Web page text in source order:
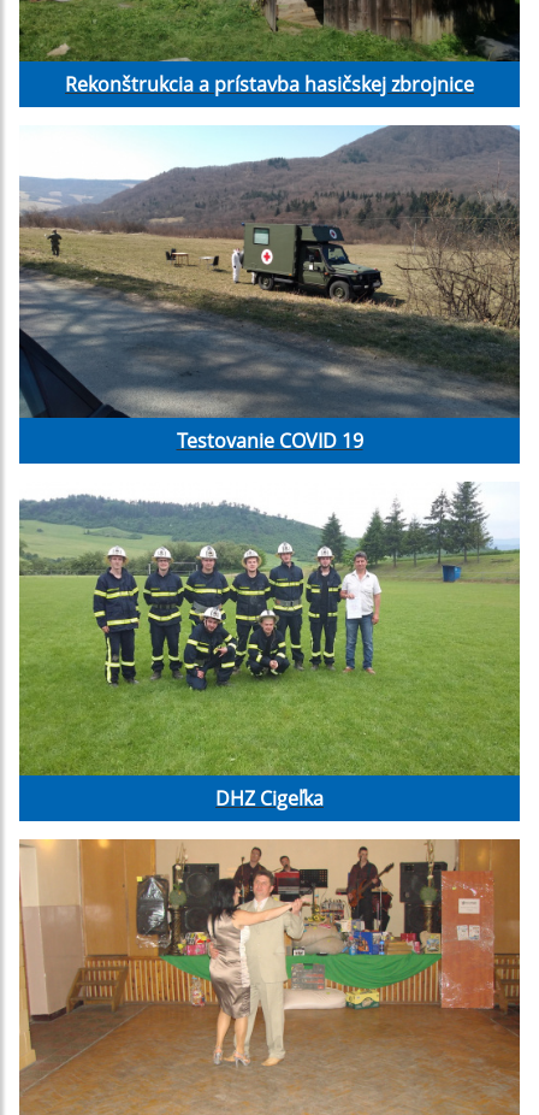
Rekonštrukcia a prístavba hasičskej zbrojnice
Testovanie COVID 19
DHZ Cigeľka